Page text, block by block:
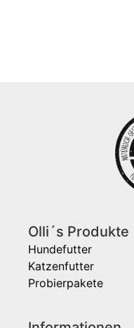
Olli´s Produkte
Hundefutter
Katzenfutter
Probierpakete